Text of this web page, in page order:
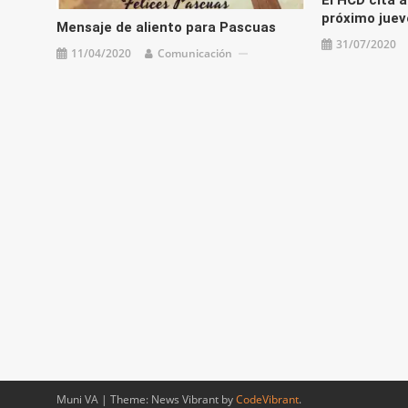
Mensaje de aliento para Pascuas
11/04/2020 Comunicación
próximo
31/07/2020
Muni VA | Theme: News Vibrant byCodeVibrant.